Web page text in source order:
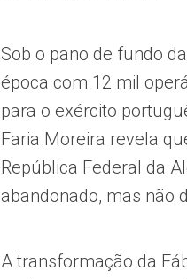
Sob o pano de fundo
época com 12 mil
para o exército
Faria Moreira revela
República Federal da
abandonado, mas não
A transformação da